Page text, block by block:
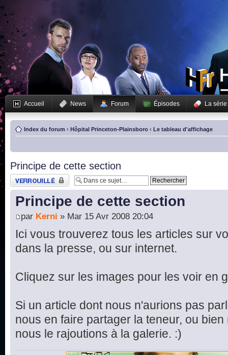
Accueil News Forum Épisodes La série
Index du forum ‹ Hôpital Princeton-Plainsboro ‹ Le tableau d'affichage
Principe de cette section
Sujet verrouillé
Principe de cette section
par Kerni » Mar 15 Avr 2008 20:04
Ici vous trouverez tous les articles sur
dans la presse, ou sur internet.
Cliquez sur les images pour les voir en
Si un article dont nous n'aurions pas
nous en faire partager la teneur, ou
nous le rajoutions à la galerie. :)